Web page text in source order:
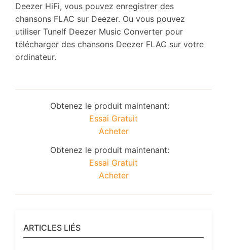
Deezer HiFi, vous pouvez enregistrer des
chansons FLAC sur Deezer. Ou vous pouvez
utiliser Tunelf Deezer Music Converter pour
télécharger des chansons Deezer FLAC sur votre
ordinateur.
Obtenez le produit maintenant:
Essai Gratuit
Acheter
Obtenez le produit maintenant:
Essai Gratuit
Acheter
ARTICLES LIÉS